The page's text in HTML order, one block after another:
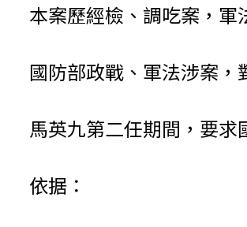
本案歷經檢、調吃案，軍
國防部政戰、軍法涉案，
馬英九第二任期間，要求
依据：